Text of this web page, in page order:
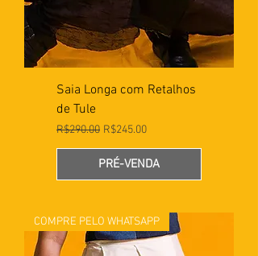
Saia Longa com Retalhos
de Tule
Preço normal
R$290.00 Preço promocional
R$245.00
PRÉ-VENDA
COMPRE PELO WHATSAPP